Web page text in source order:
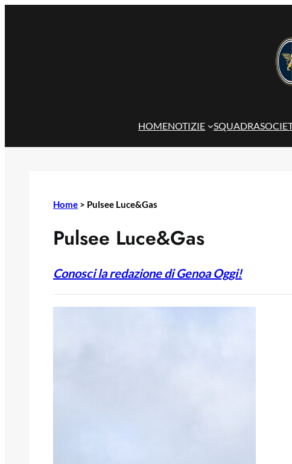
HOMENOTIZIE SQUADRA
Home > Pulsee Luce&Gas
Pulsee Luce&Gas
Conosci la redazione di Genoa Oggi!